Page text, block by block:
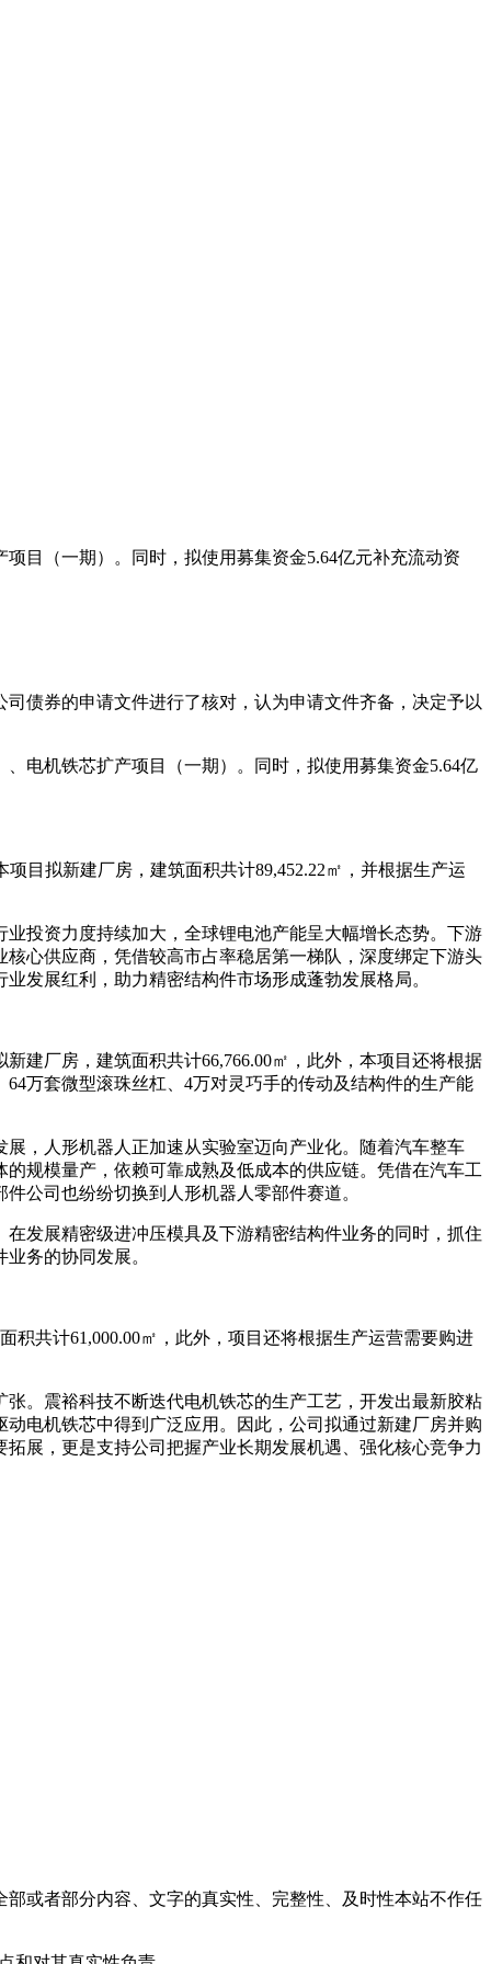
目（一期）。同时，拟使用募集资金5.64亿元补充流动资
债券的申请文件进行了核对，认为申请文件齐备，决定予以
电机铁芯扩产项目（一期）。同时，拟使用募集资金5.64亿
目拟新建厂房，建筑面积共计89,452.22㎡，并根据生产运
投资力度持续加大，全球锂电池产能呈大幅增长态势。下游
心供应商，凭借较高市占率稳居第一梯队，深度绑定下游头
发展红利，助力精密结构件市场形成蓬勃发展格局。
建厂房，建筑面积共计66,766.00㎡，此外，本项目还将根据
万套微型滚珠丝杠、4万对灵巧手的传动及结构件的生产能
，人形机器人正加速从实验室迈向产业化。随着汽车整车
规模量产，依赖可靠成熟及低成本的供应链。凭借在汽车工
公司也纷纷切换到人形机器人零部件赛道。
发展精密级进冲压模具及下游精密结构件业务的同时，抓住
务的协同发展。
共计61,000.00㎡，此外，项目还将根据生产运营需要购进
。震裕科技不断迭代电机铁芯的生产工艺，开发出最新胶粘
电机铁芯中得到广泛应用。因此，公司拟通过新建厂房并购
展，更是支持公司把握产业长期发展机遇、强化核心竞争力
或者部分内容、文字的真实性、完整性、及时性本站不作任